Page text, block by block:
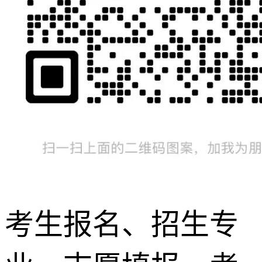
考生报名、招生专